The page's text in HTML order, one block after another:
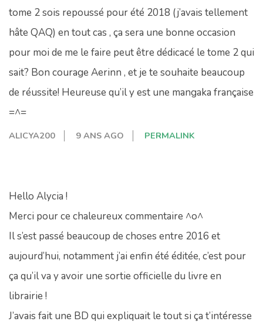
tome 2 sois repoussé pour été 2018 (j’avais tellement
hâte QAQ) en tout cas , ça sera une bonne occasion
pour moi de me le faire peut être dédicacé le tome 2 qui
sait? Bon courage Aerinn , et je te souhaite beaucoup
de réussite! Heureuse qu’il y est une mangaka française
=^=
ALICYA200 9 ANS AGO PERMALINK
Hello Alycia !
Merci pour ce chaleureux commentaire ^o^
Il s’est passé beaucoup de choses entre 2016 et
aujourd’hui, notamment j’ai enfin été éditée, c’est pour
ça qu’il va y avoir une sortie officielle du livre en
librairie !
J’avais fait une BD qui expliquait le tout si ça t’intéresse